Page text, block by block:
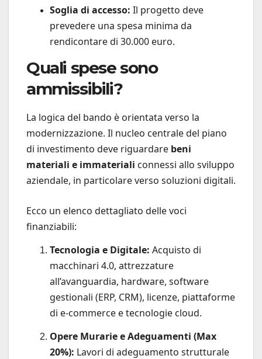
Soglia di accesso: Il progetto deve
prevedere una spesa minima da
rendicontare di 30.000 euro.
Quali spese sono
ammissibili?
La logica del bando è orientata verso la
modernizzazione. Il nucleo centrale del piano
di investimento deve riguardare beni
materiali e immateriali connessi allo sviluppo
aziendale, in particolare verso soluzioni digitali.
Ecco un elenco dettagliato delle voci
finanziabili:
Tecnologia e Digitale: Acquisto di
macchinari 4.0, attrezzature
all’avanguardia, hardware, software
gestionali (ERP, CRM), licenze, piattaforme
di e-commerce e tecnologie cloud.
Opere Murarie e Adeguamenti (Max
20%): Lavori di adeguamento strutturale